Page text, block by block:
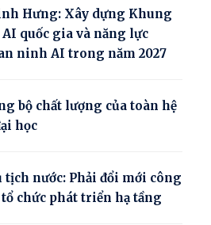
Hưng: Xây dựng Khung
quốc gia và năng lực
ninh AI trong năm 2027
bộ chất lượng của toàn hệ
học
tịch nước: Phải đổi mới công
chức phát triển hạ tầng